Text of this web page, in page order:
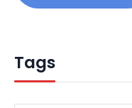
Tags